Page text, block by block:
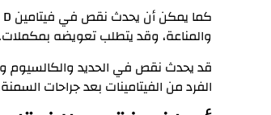
والمناعة، وقد يتطلب تعويضه
قد يحدث نقص في الحديد والكالسيوم
الفرد من الفيتامينات بعد جراحات